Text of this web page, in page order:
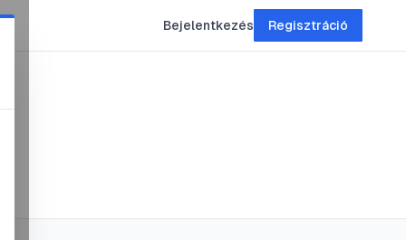
Bejelentkezés Regisztráció